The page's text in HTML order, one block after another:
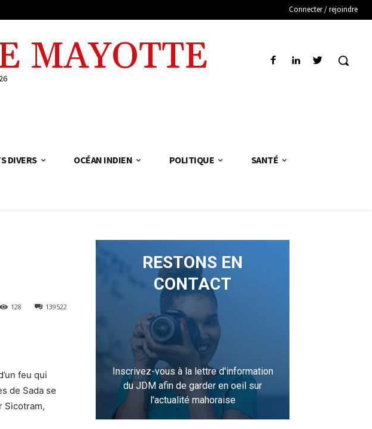
Connecter / rejoindre
MAYOTTE
DIVERS OCÉAN INDIEN POLITIQUE SANTÉ
139522
128
feu qui
de Sada se
Sicotram,
RESTONS EN
CONTACT
Inscrivez-vous à la lettre d'information
du JDM afin de garder en oeil sur
l'actualité mahoraise